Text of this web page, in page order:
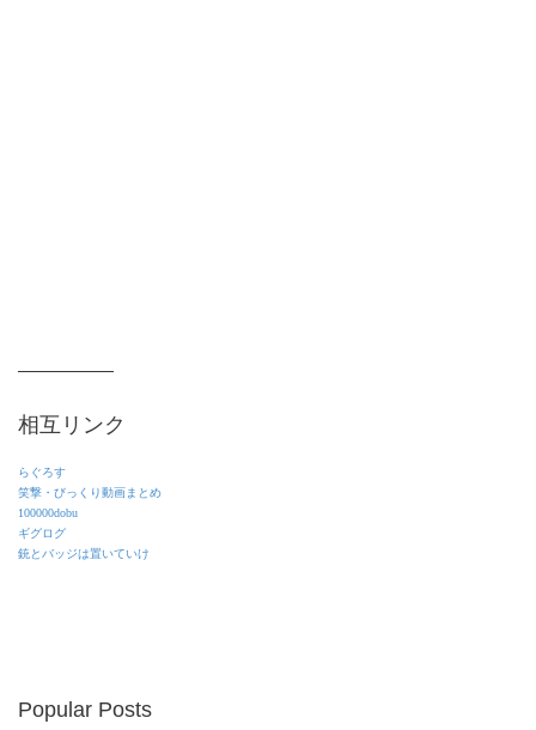
相互リンク
らぐろす
笑撃・びっくり動画まとめ
100000dobu
ギグログ
銃とバッジは置いていけ
Popular Posts